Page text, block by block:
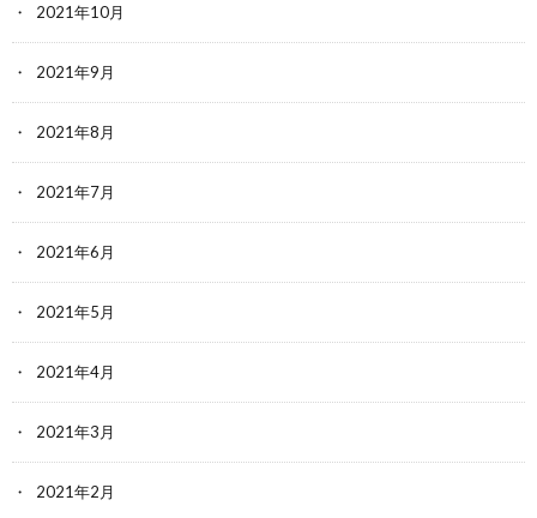
2021年10月
2021年9月
2021年8月
2021年7月
2021年6月
2021年5月
2021年4月
2021年3月
2021年2月